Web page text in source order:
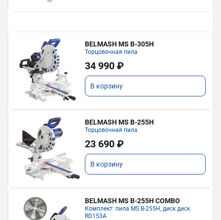
BELMASH MS B-305H
Торцовочная пила
34 990 ₽
В корзину
BELMASH MS B-255H
Торцовочная пила
23 690 ₽
В корзину
BELMASH MS B-255H COMBO
Комплект: пила MS B-255H, диск диск
RD153A